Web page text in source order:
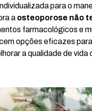
para o
a osteoporose não
farmacológicos e
opções eficazes
a qualidade de vida